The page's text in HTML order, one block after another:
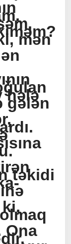
mən
hələ
gələn
təkidi
Ona